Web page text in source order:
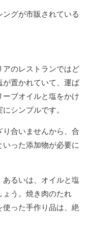
グが市販されている
アのレストランではど
が置かれていて、運ば
ブオイルと塩をかけ
シンプルです。
合いませんから、合
った添加物が必要に
るいは、オイルと塩
ょう。焼き肉のたれ
った手作り品は、絶